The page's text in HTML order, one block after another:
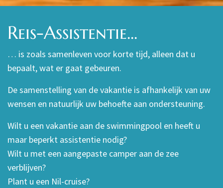
Reis-Assistentie...
… is zoals samenleven voor korte tijd, alleen dat u
bepaalt, wat er gaat gebeuren.
De samenstelling van de vakantie is afhankelijk van uw
wensen en natuurlijk uw behoefte aan ondersteuning.
Wilt u een vakantie aan de swimmingpool en heeft u
maar beperkt assistentie nodig?
Wilt u met een aangepaste camper aan de zee
verblijven?
Plant u een Nil-cruise?